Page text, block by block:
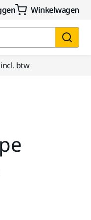
Winkelwagen
btw